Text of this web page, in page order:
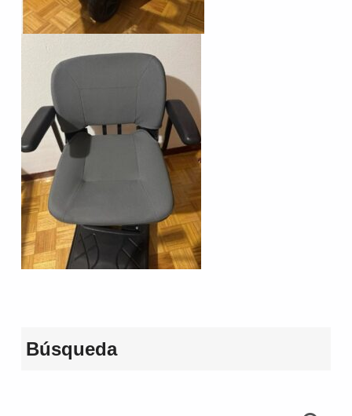
Volver a la navegación principal
Búsqueda